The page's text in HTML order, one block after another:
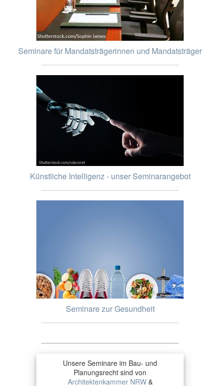
Seminare für Mandatsträgerinnen und Mandatsträger
Künstliche Intelligenz - unser Seminarangebot
Seminare zur Gesundheit
Unsere Seminare im Bau- und
Planungsrecht sind von
Architektenkammer NRW&